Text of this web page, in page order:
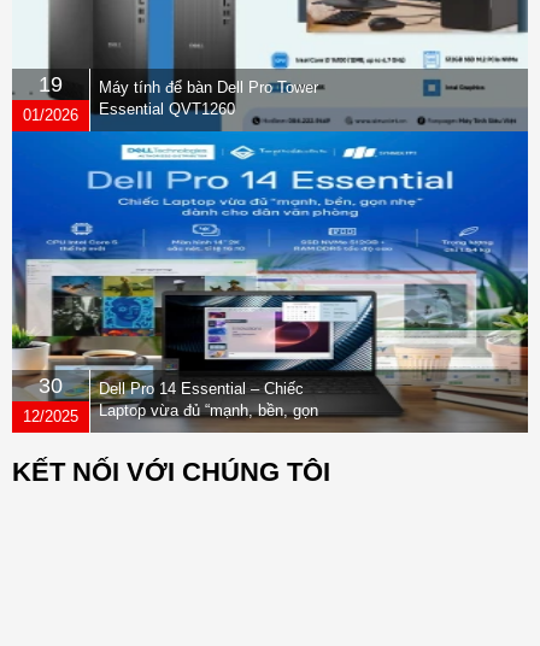
19
01/2026
Máy tính để bàn Dell Pro Tower
Essential QVT1260
30
12/2025
Dell Pro 14 Essential – Chiếc
Laptop vừa đủ “mạnh, bền, gọn
nhẹ” dành cho dân văn phòng
KẾT NỐI VỚI CHÚNG TÔI